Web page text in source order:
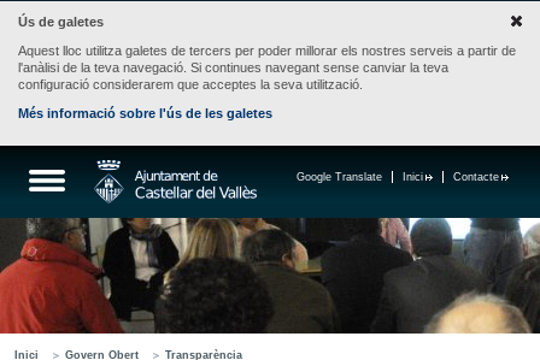
Ús de galetes
Aquest lloc utilitza galetes de tercers per poder millorar els nostres serveis a partir de
l'anàlisi de la teva navegació. Si continues navegant sense canviar la teva
configuració considerarem que acceptes la seva utilització.
Més informació sobre l'ús de les galetes
Contacte
Inici
Google Translate
Inici Govern Obert Transparència